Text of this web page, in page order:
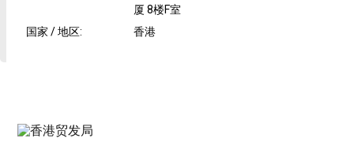
厦 8楼F室
国家 / 地区: 香港